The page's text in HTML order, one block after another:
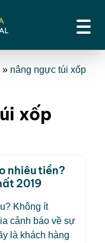
» nâng ngực túi xốp
xốp
nhiêu tiền?
2019
Không ít
cảnh báo về sự
là khách hàng